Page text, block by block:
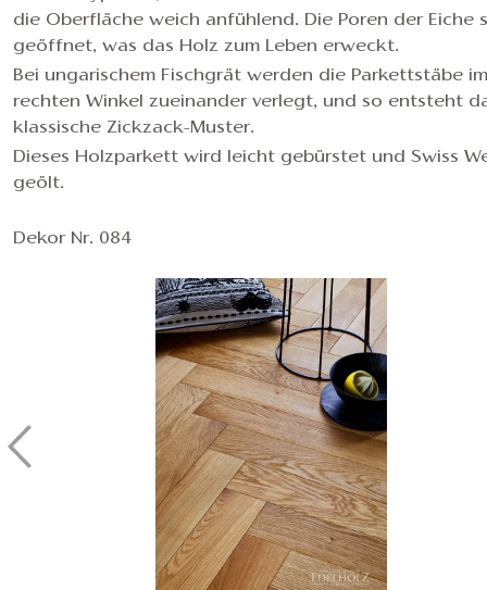
die Oberfläche weich anfühlend. Die Poren der Eiche
geöffnet, was das Holz zum Leben erweckt.
Bei ungarischem Fischgrät werden die Parkettstäbe im
rechten Winkel zueinander verlegt, und so entsteht
klassische Zickzack-Muster.
Dieses Holzparkett wird leicht gebürstet und Swiss
geölt.
Dekor Nr. 084